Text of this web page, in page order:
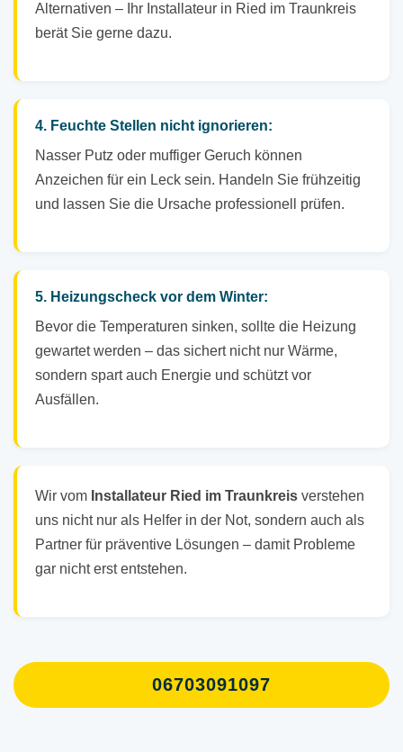
Alternativen – Ihr Installateur in Ried im Traunkreis
berät Sie gerne dazu.
4. Feuchte Stellen nicht ignorieren:
Nasser Putz oder muffiger Geruch können
Anzeichen für ein Leck sein. Handeln Sie frühzeitig
und lassen Sie die Ursache professionell prüfen.
5. Heizungscheck vor dem Winter:
Bevor die Temperaturen sinken, sollte die Heizung
gewartet werden – das sichert nicht nur Wärme,
sondern spart auch Energie und schützt vor
Ausfällen.
Wir vom Installateur Ried im Traunkreis verstehen
uns nicht nur als Helfer in der Not, sondern auch als
Partner für präventive Lösungen – damit Probleme
gar nicht erst entstehen.
06703091097